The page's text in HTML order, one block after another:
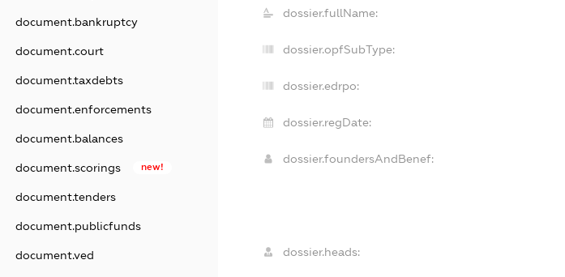
document.bankruptcy
document.court
document.taxdebts
document.enforcements
document.balances
document.scorings new!
document.tenders
document.publicfunds
document.ved
dossier.fullName:
dossier.opfSubType:
dossier.edrpo:
dossier.regDate:
dossier.foundersAndBenef:
dossier.heads: